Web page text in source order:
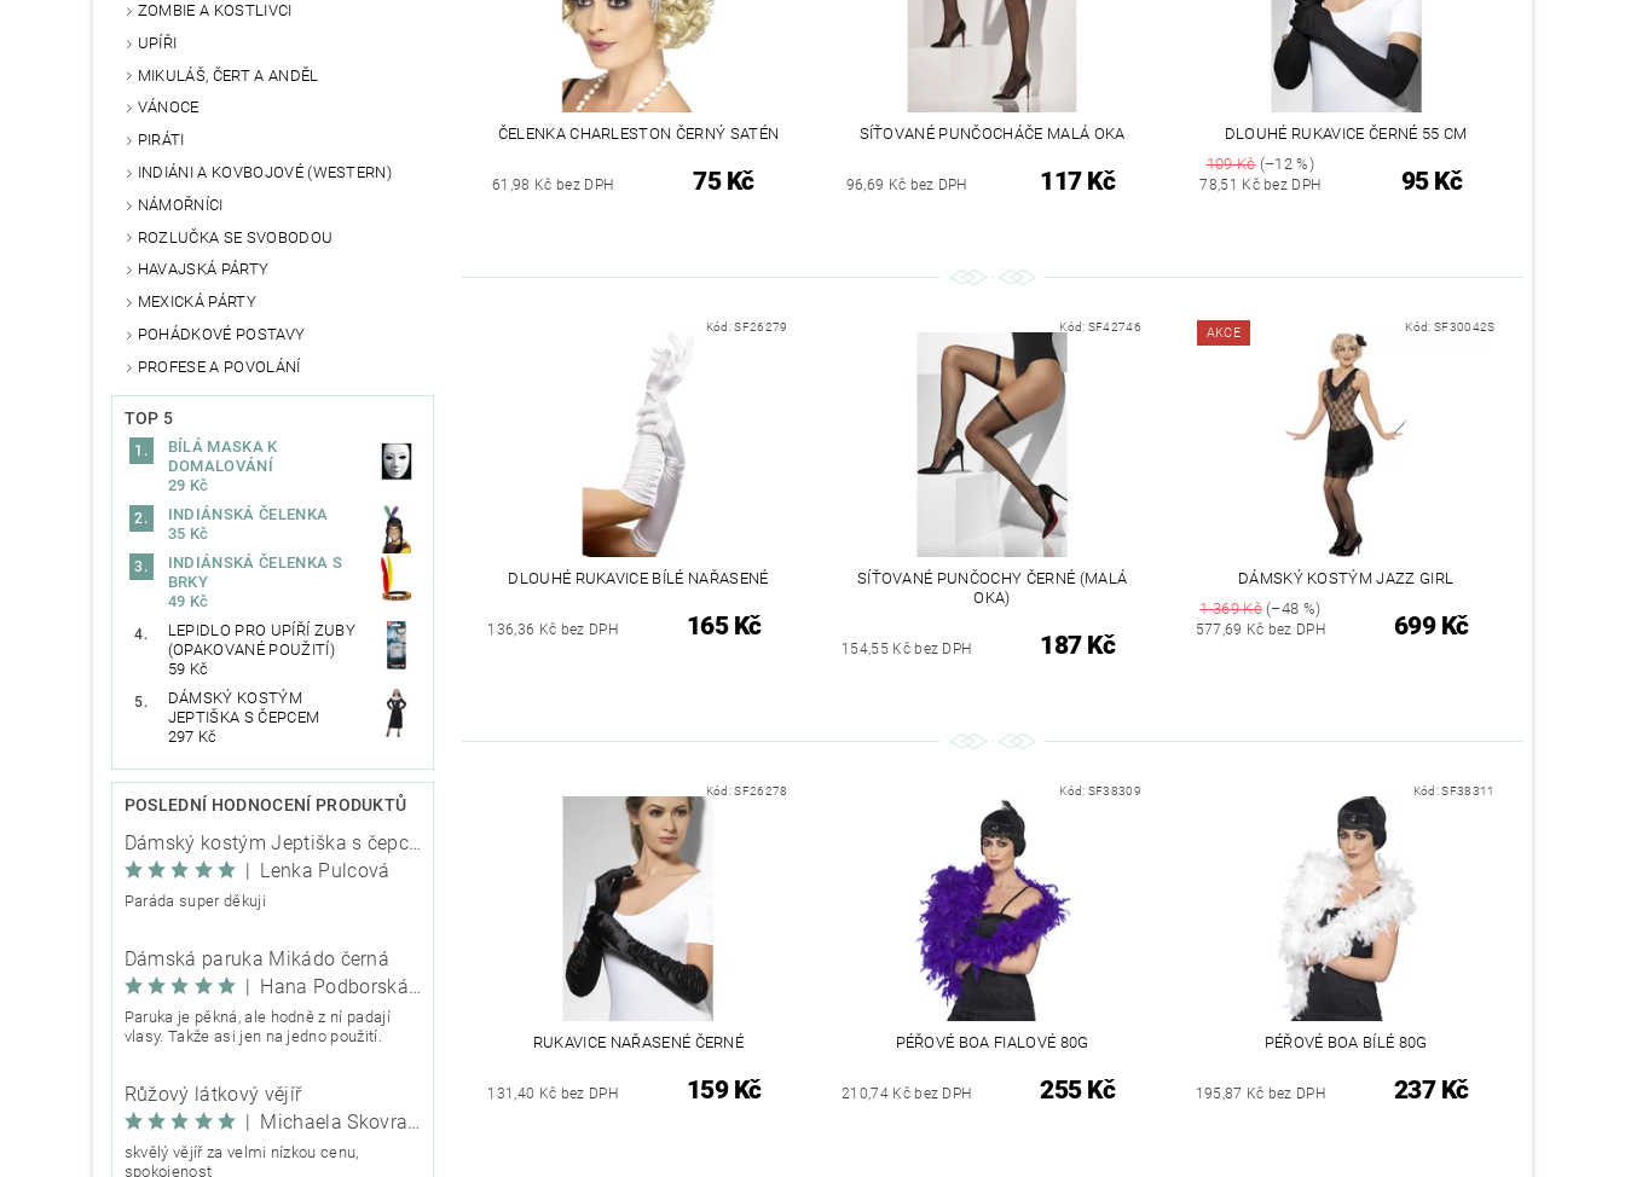
ZOMBIE A KOSTLIVCI
UPÍŘI
MIKULÁŠ, ČERT A ANDĚL
VÁNOCE
PIRÁTI
INDIÁNI A KOVBOJOVÉ (WESTERN)
NÁMOŘNÍCI
ROZLUČKA SE SVOBODOU
HAVAJSKÁ PÁRTY
MEXICKÁ PÁRTY
POHÁDKOVÉ POSTAVY
PROFESE A POVOLÁNÍ
TOP 5
BÍLÁ MASKA K
DOMALOVÁNÍ
29 Kč
INDIÁNSKÁ ČELENKA
35 Kč
INDIÁNSKÁ ČELENKA S
BRKY
49 Kč
LEPIDLO PRO UPÍŘÍ ZUBY
(OPAKOVANÉ POUŽITÍ)
59 Kč
DÁMSKÝ KOSTÝM
JEPTIŠKA S ČEPCEM
297 Kč
POSLEDNÍ HODNOCENÍ PRODUKTŮ
Dámský kostým Jeptiška s čepcem
| Lenka Pulcová
Paráda super děkuji
Dámská paruka Mikádo černá
|
Hana Podborská TRIXIE
Paruka je pěkná, ale hodně z ní padají
vlasy. Takže asi jen na jedno použití.
Růžový látkový vějíř
|
Michaela Škovranová
skvělý vějíř za velmi nízkou cenu,
spokojenost
ČELENKA CHARLESTON ČERNÝ SATÉN
61,98 Kč bez DPH 75 Kč
SÍŤOVANÉ PUNČOCHÁČE MALÁ OKA
96,69 Kč bez DPH 117 Kč
DLOUHÉ RUKAVICE ČERNÉ 55 CM
109 Kč(–12 %)
78,51 Kč bez DPH 95 Kč
Kód:SF26279
DLOUHÉ RUKAVICE BÍLÉ NAŘASENÉ
136,36 Kč bez DPH 165 Kč
Kód: SF42746
SÍŤOVANÉ PUNČOCHY ČERNÉ (MALÁ
OKA)
154,55 Kč bez DPH 187 Kč
AKCE Kód:SF30042S
DÁMSKÝ KOSTÝM JAZZ GIRL
1 369 Kč(–48 %)
577,69 Kč bez DPH 699 Kč
Kód:SF26278
RUKAVICE NAŘASENÉ ČERNÉ
131,40 Kč bez DPH 159 Kč
Kód: SF38309
PÉŘOVÉ BOA FIALOVÉ 80G
210,74 Kč bez DPH 255 Kč
Kód:SF38311
PÉŘOVÉ BOA BÍLÉ 80G
195,87 Kč bez DPH 237 Kč